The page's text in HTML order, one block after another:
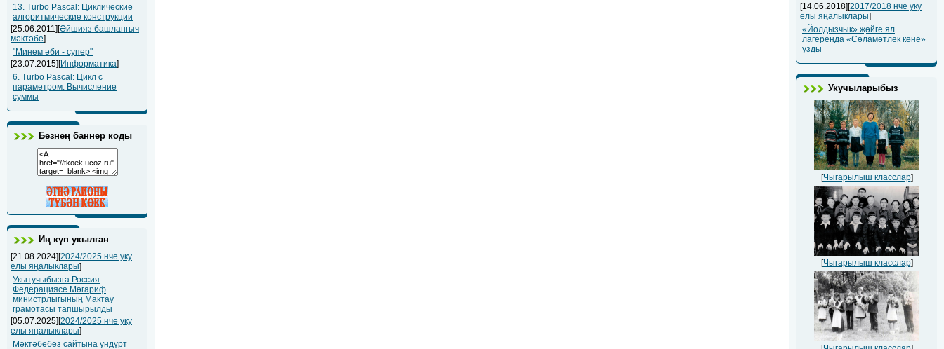
13. Turbo Pascal: Циклические
алгоритмические конструкции
[25.06.2011][Әйшияз башлангыч
мәктәбе]
"Минем әби - супер"
[23.07.2015][Информатика]
6. Turbo Pascal: Цикл с
параметром. Вычисление
суммы
Безнең баннер коды
Иң күп укылган
[21.08.2024][2024/2025 нче уку
елы яңалыклары]
Укытучыбызга Россия
Федерациясе Мәгариф
министрлыгының Мактау
грамотасы тапшырылды
[05.07.2025][2024/2025 нче уку
елы яңалыклары]
Мәктәбебез сайтына ундүрт
[14.06.2018][2017/2018 нче уку
елы яңалыклары]
«Йолдызчык» җәйге ял
лагеренда «Сәламәтлек көне»
узды
Укучыларыбыз
[Чыгарылыш класслар]
[Чыгарылыш класслар]